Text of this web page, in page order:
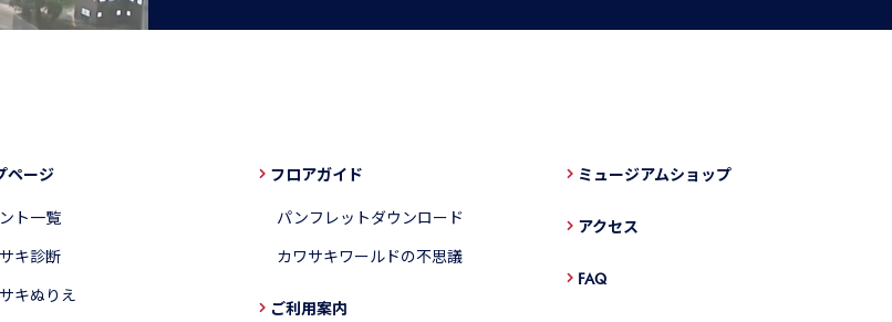
ページ
ト一覧
キ診断
キぬりえ
フロアガイド
パンフレットダウンロード
カワサキワールドの不思議
ご利用案内
ミュージアムショップ
アクセス
FAQ